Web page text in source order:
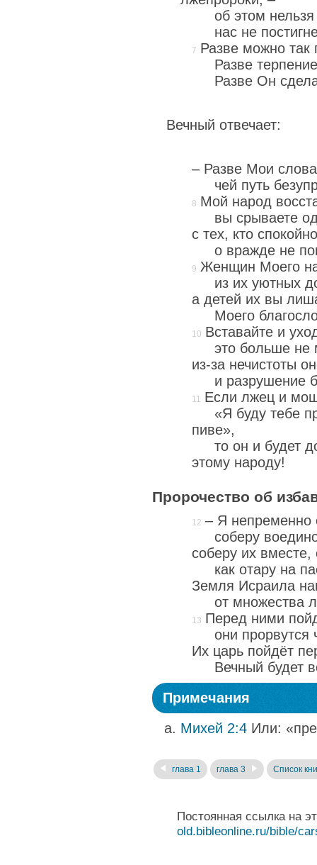
об этом
нас не
Разве можно так
Разве
Разве Он
Вечный отвечает:
– Разве Мои
чей путь
Мой народ
вы срываете
с тех, кто
о вражде не
Женщин Моего
из их уютных
а детей их вы
Моего
Вставайте и
это больше не
из-за нечистоты
и разрушение
Если лжец и
«Я буду тебе
пиве»,
то он и будет
этому народу!
Пророчество об
– Я непременно
соберу
соберу их вместе,
как отару на
Земля Исраила
от множества
Перед ними
они прорвутся
Их царь пойдёт
Вечный будет
Примечания
Михей 2:4 Или:
глава 1 глава 3 Список
Постоянная ссылка на
old.bibleonline.ru/bible/